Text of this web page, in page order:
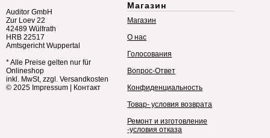
Auditor GmbH
Zur Loev 22
42489 Wülfrath
HRB 22517
Amtsgericht Wuppertal
* Alle Preise gelten nur für
Onlineshop
inkl. MwSt, zzgl. Versandkosten
© 2025 Impressum Контакт
Магазин
Магазин
О нас
Голосования
Вопрос-Ответ
Конфиденциальность
Товар- условия возврата
Ремонт и изготовление
-условия отказа